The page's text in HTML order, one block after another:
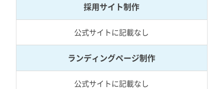
採用サイト制作
公式サイトに記載なし
ランディングページ制作
公式サイトに記載なし